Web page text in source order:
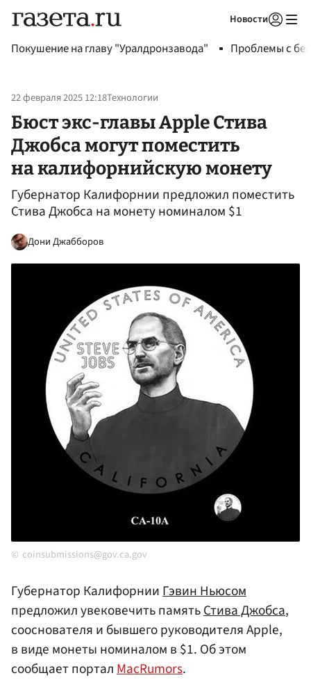
Новости
Покушение на главу "Уралдронзавода" Проблемы с
22 февраля 2025 12:18Технологии
Бюст экс-главы Apple Стива
Джобса могут поместить
на калифорнийскую монету
Губернатор Калифорнии предложил поместить
Стива Джобса на монету номиналом $1
Дони Джабборов
coinsubmissions@gov.ca.gov
Губернатор КалифорнииГэвин Ньюсом
предложил увековечить памятьСтива Джобса,
сооснователя и бывшего руководителя Apple,
в виде монеты номиналом в $1. Об этом
сообщает порталMacRumors.